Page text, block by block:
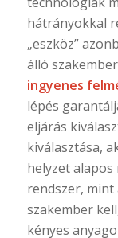
hátrányokkal
„eszköz”
álló
ingyenes
lépés
eljárás
kiválasztása,
helyzet
rendszer, mint
szakember
kényes